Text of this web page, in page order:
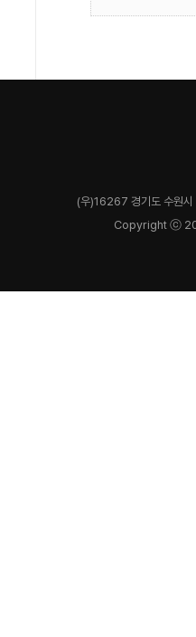
(우)16267 경기도 수원
Copyright ⓒ